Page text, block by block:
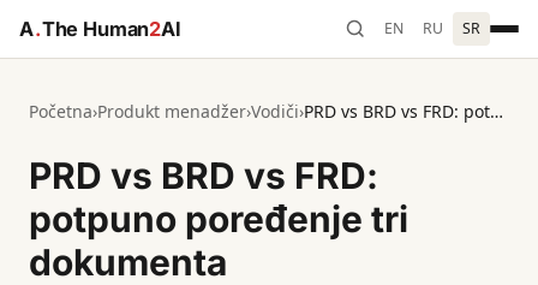
A.The Human2AI EN RU SR
Početna›Produkt menadžer›Vodiči› PRD vs BRD vs FRD: potpuno poređenje tri dokumenta
PRD vs BRD vs FRD:
potpuno poređenje tri
dokumenta